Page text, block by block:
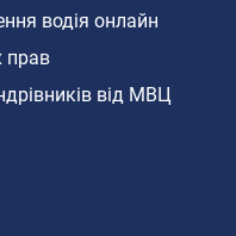
водія онлайн
прав
від МВЦ